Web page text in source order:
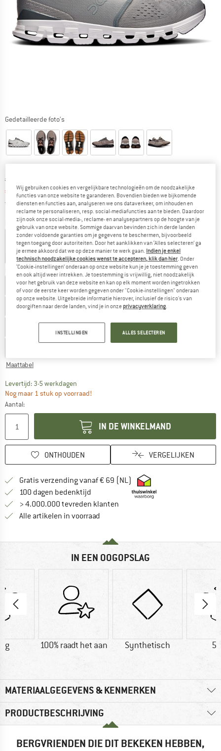
Gedetailleerde foto's
Oorspronkelijke prijs :
€Prijs:
€ 127,96 incl. BTW
Gratis verzending(NL)Nederland. Informatie over de
Kleur:Alloy / Ivory
-10% -17% -20% -20% -20%
Maat: EU47
EU40 EU40,5 EU41 EU42
EU42,5 EU43 EU44 EU44,5
Maattabel
Levertijd: 3-5 werkdagen
Nog maar 1 stuk op voorraad!
Aantal:
IN DE WINKELMAND
ONTHOUDEN VERGELIJKEN
Gratis verzending vanaf € 69 (NL) Vind hier de
100 dagen bedenktijd Vind de betalingsinformatie hier!
> 4.000.000 tevreden klanten
Alle artikelen in voorraad
IN EEN OOGOPSLAG
g 100% raadt het aan Synthetisch
MATERIAALGEGEVENS & KENMERKEN
PRODUCTBESCHRIJVING
BERGVRIENDEN DIE DIT BEKEKEN HEBBEN,
Wij gebruiken cookies en vergelijkbare technologieën om de noodzakelijke
functies van onze website te garanderen. Bovendien bieden we bijkomende
diensten en functies aan, analyseren we ons dataverkeer, om inhouden en
reclame te personaliseren, resp. social-mediafuncties aan te bieden. Daardoor
zijn ook onze social-media-, reclame- en analysepartners op de hoogte van je
gebruik van onze website. Sommige daarvan bevinden zich in derde landen
zonder voldoende garanties om je gegevens te beschermen, bijvoorbeeld
tegen toegang door autoriteiten. Door het aanklikken van ‘Alles selecteren’ ga
je ermee akkoord dat we op deze manier te werk gaan. Indien je enkel
technisch noodzakelijke cookies wenst te accepteren, klik dan hier. Onder
‘Cookie-instellingen’ onderaan op onze website kun je je toestemming geven
en ook altijd weer intrekken. Je toestemming is vrijwillig, niet noodzakelijk
voor het gebruik van deze website en kan op elk moment worden ingetrokken
of voor de eerste keer worden gegeven onder "Cookie-instellingen" onderaan
op onze website. Uitgebreide informatie hierover, inclusief de risico's van
doorgiften naar derde landen, vind je in onze privacyverklaring.
INSTELLINGEN ALLES SELECTEREN